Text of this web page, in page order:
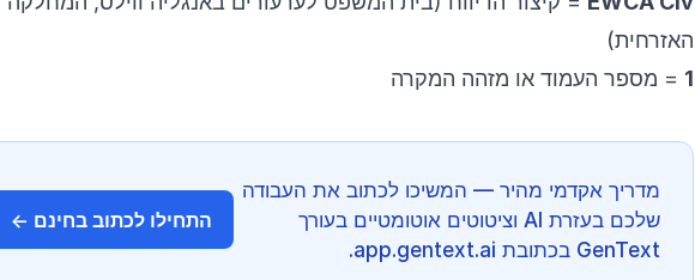
האזרחית)
1 = מספר העמוד או מזהה המקרה
מדריך אקדמי מהיר — המשיכו לכתוב את העבודה
שלכם בעזרת AI וציטוטים אוטומטיים בעורך
GenText בכתובת app.gentext.ai.
התחילו לכתוב בחינם ←